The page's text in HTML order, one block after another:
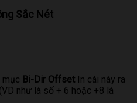
Sắc Nét
mục Bi-Dir Offset In cái này ra
như là số + 6 hoặc +8 là